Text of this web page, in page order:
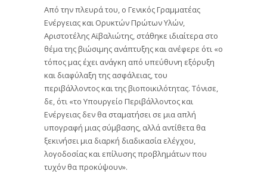
Από την πλευρά του, ο Γενικός Γραμματέας
Ενέργειας και Ορυκτών Πρώτων Υλών,
Αριστοτέλης Αϊβαλιώτης, στάθηκε ιδιαίτερα στο
θέμα της βιώσιμης ανάπτυξης και ανέφερε ότι «ο
τόπος μας έχει ανάγκη από υπεύθυνη εξόρυξη
και διαφύλαξη της ασφάλειας, του
περιβάλλοντος και της βιοποικιλότητας. Τόνισε,
δε, ότι «το Υπουργείο Περιβάλλοντος και
Ενέργειας δεν θα σταματήσει σε μια απλή
υπογραφή μιας σύμβασης, αλλά αντίθετα θα
ξεκινήσει μια διαρκή διαδικασία ελέγχου,
λογοδοσίας και επίλυσης προβλημάτων που
τυχόν θα προκύψουν».